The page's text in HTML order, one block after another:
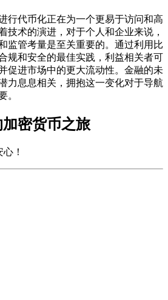
行代币化正在为一个更易于访问和高
技术的演进，对于个人和企业来说，
监管考量是至关重要的。通过利用比
规和安全的最佳实践，利益相关者可
促进市场中的更大流动性。金融的未
力息息相关，拥抱这一变化对于导航
。
密货币之旅
心 ！